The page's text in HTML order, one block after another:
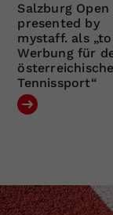
Salzburg Open
presented by
mystaff. als
Werbung für
Tennissport“